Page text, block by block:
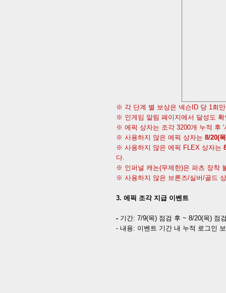
※ 각 단계 별 보상은 넥슨 ID 당 1회
※ 인게임 알림 페이지에서 달성도 확
※ 에픽 상자는 조각 3200개 누적 후 '
※ 사용하지 않은 에픽 상자는 8/20(목
※ 사용하지 않은 에픽 FLEX 상자는
다.
※ 인퍼널 캐논(무제한)은 파츠 장착
※ 사용하지 않은 브론즈/실버/골드
3. 에픽 조각 지급 이벤트
- 기간: 7/9(목) 점검 후 ~ 8/20(목) 점
- 내용: 이벤트 기간 내 누적 로그인